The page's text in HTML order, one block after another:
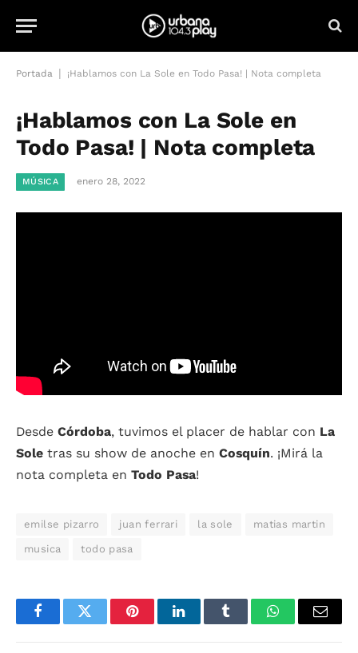
Portada ¡Hablamos con La Sole en Todo Pasa! | Nota completa
¡Hablamos con La Sole en
Todo Pasa! | Nota completa
MÚSICA enero 28, 2022
Desde Córdoba, tuvimos el placer de hablar con La
Sole tras su show de anoche en Cosquín. ¡Mirá la
nota completa en Todo Pasa!
emilse pizarro juan ferrari la sole matias martin
musica todo pasa
FacebookTwitter PinterestLinkedInTumblr WhatsAppEmail